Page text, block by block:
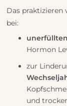
Das praktizieren
bei:
Hormon
zur
und